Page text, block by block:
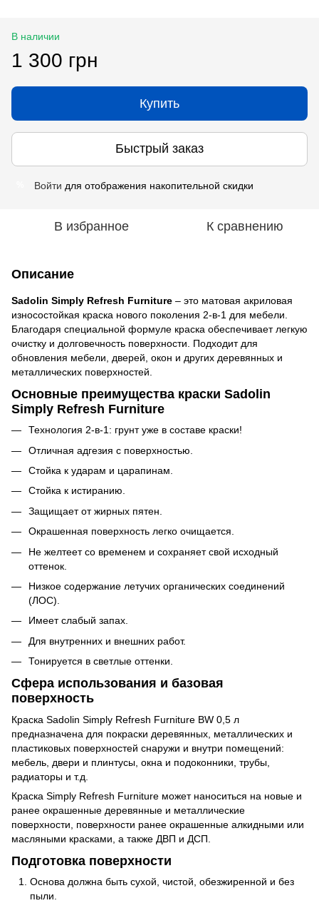
В наличии
1 300 грн
Купить
Быстрый заказ
Войти для отображения накопительной скидки
В избранное К сравнению
Описание
Sadolin Simply Refresh Furniture – это матовая акриловая
износостойкая краска нового поколения 2-в-1 для мебели.
Благодаря специальной формуле краска обеспечивает легкую
очистку и долговечность поверхности. Подходит для
обновления мебели, дверей, окон и других деревянных и
металлических поверхностей.
Основные преимущества краски Sadolin
Simply Refresh Furniture
Технология 2-в-1: грунт уже в составе краски!
Отличная адгезия с поверхностью.
Стойка к ударам и царапинам.
Стойка к истиранию.
Защищает от жирных пятен.
Окрашенная поверхность легко очищается.
Не желтеет со временем и сохраняет свой исходный
оттенок.
Низкое содержание летучих органических соединений
(ЛОС).
Имеет слабый запах.
Для внутренних и внешних работ.
Тонируется в светлые оттенки.
Сфера использования и базовая
поверхность
Краска Sadolin Simply Refresh Furniture BW 0,5 л
предназначена для покраски деревянных, металлических и
пластиковых поверхностей снаружи и внутри помещений:
мебель, двери и плинтусы, окна и подоконники, трубы,
радиаторы и т.д.
Краска Simply Refresh Furniture может наноситься на новые и
ранее окрашенные деревянные и металлические
поверхности, поверхности ранее окрашенные алкидными или
масляными красками, а также ДВП и ДСП.
Подготовка поверхности
Основа должна быть сухой, чистой, обезжиренной и без
пыли.